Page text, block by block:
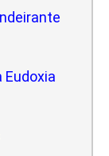
Eudoxia